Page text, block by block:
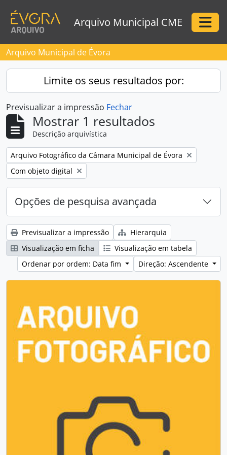
Arquivo Municipal CME
Arquivo Municipal de Évora
Limite os seus resultados por:
Previsualizar a impressão Fechar
Mostrar 1 resultados
Descrição arquivística
Remove filter:
Arquivo Fotográfico da Câmara Municipal de Évora
Remove filter:
Com objeto digital
Opções de pesquisa avançada
Previsualizar a impressão
Hierarquia
Visualização em ficha
Visualização em tabela
Ordenar por ordem: Data fim
Direção: Ascendente